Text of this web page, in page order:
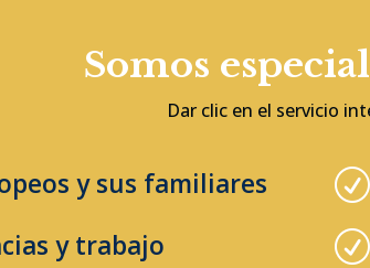
Somos
Dar clic en el servicio
y sus familiares
y trabajo
R
R